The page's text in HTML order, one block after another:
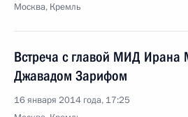
Москва, Кремль
Встреча с главой МИД
Джавадом Зарифом
16 января 2014 года, 17:25